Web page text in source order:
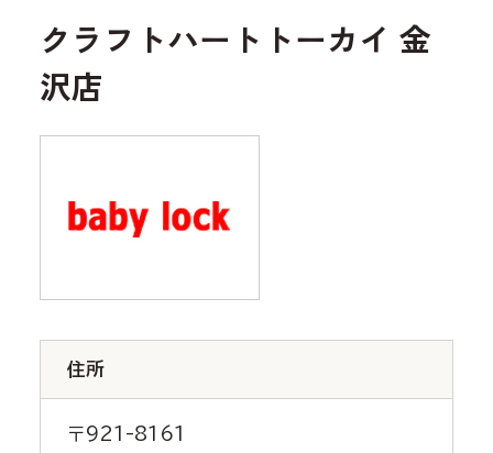
クラフトハートトーカイ 金
沢店
住所
〒921-8161